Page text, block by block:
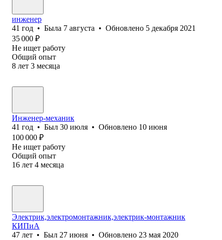
инженер
41 год • Была 7 августа • Обновлено 5 декабря 2021
35 000 ₽
Не ищет работу
Общий опыт
8 лет 3 месяца
Инженер-механик
41 год • Был 30 июля • Обновлено 10 июня
100 000 ₽
Не ищет работу
Общий опыт
16 лет 4 месяца
Электрик,электромонтажник,электрик-монтажник
КИПиА
47 лет • Был 27 июня • Обновлено 23 мая 2020